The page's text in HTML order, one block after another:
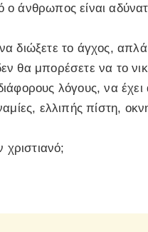
ο άνθρωπος είναι
διώξετε το άγχος,
θα μπορέσετε να το
λόγους, να έχει
ελλιπής πίστη,